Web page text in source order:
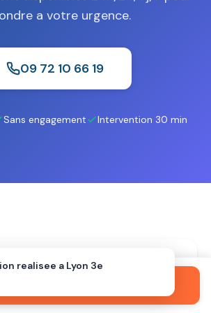
a votre urgence.
09 72 10 66 19
Sans engagement Intervention 30 min
cet apres-midi
?
realisee a Lyon 3e